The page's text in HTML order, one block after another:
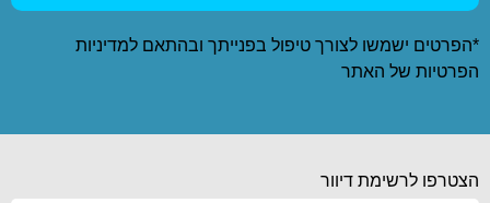
*הפרטים ישמשו לצורך טיפול בפנייתך ובהתאם למדיניות
הפרטיות של האתר
הצטרפו לרשימת דיוור